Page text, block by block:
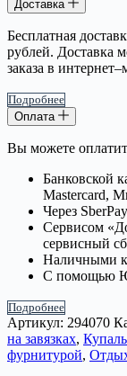
Доставка
Бесплатная
рублей. Доставка
заказа в
Подробнее
Оплата
Вы можете
Банковской
Mastercard,
Через
Сервисом
сервисный
Наличными
С помощью
Подробнее
Артикул: 294070
на завязках,
фурнитурой,